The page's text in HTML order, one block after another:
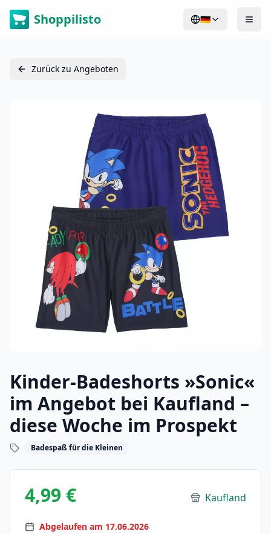
Shoppilisto 🇩🇪
Zurück zu Angeboten
Kinder-Badeshorts »Sonic«
im Angebot bei Kaufland –
diese Woche im Prospekt
Badespaß für die Kleinen
4,99 € Kaufland
Abgelaufen am 17.06.2026